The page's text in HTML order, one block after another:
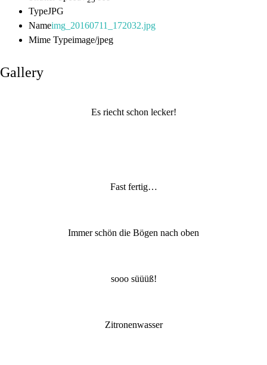
TypeJPG
Nameimg_20160711_172032.jpg
Mime Typeimage/jpeg
Gallery
Es riecht schon lecker!
Fast fertig…
Immer schön die Bögen nach oben
sooo süüüß!
Zitronenwasser